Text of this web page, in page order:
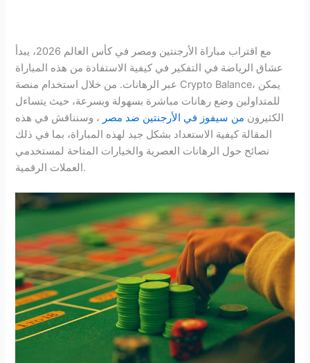
مع اقتراب مباراة الأرجنتين ومصر في كأس العالم 2026، يبدأ
عشاق الرياضة في التفكير في كيفية الاستفادة من هذه المباراة
عبر الرهانات. من خلال استخدام منصة Crypto Balance، يمكن
للمتداولين وضع رهانات مباشرة بسهولة وبسرعة، حيث يتساءل
الكثيرون من سيفوز في الأرجنتين ضد مصر ، وسنناقش في هذه
المقالة كيفية الاستعداد بشكل جيد لهذه المباراة، بما في ذلك
نصائح حول الرهانات العصرية والخيارات المتاحة لمستخدمي
العملات الرقمية.